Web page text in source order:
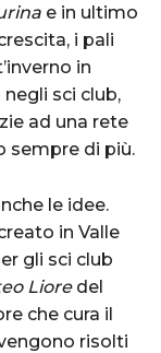
e in ultimo
i pali
in
sci club,
ad una rete
sempre di più.
le idee.
in Valle
gli sci club
Lioredel
che cura il
risolti